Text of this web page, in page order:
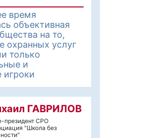
время
объективная
на то,
охранных услуг
только
и
игроки
ГАВРИЛОВ
президент СРО
"Школа без